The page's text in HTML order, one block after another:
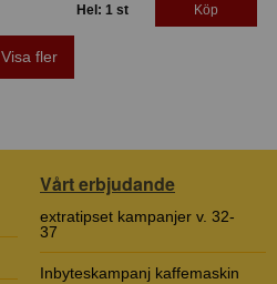
Hel: 1 st Köp
Visa fler
Vårt erbjudande
extratipset kampanjer v. 32-
37
Inbyteskampanj kaffemaskin